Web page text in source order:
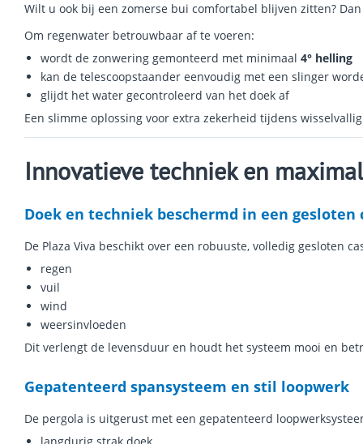
Wilt u ook bij een zomerse bui comfortabel blijven zitten?
Om regenwater betrouwbaar af te voeren:
wordt de zonwering gemonteerd met minimaal 4° helling
kan de telescoopstaander eenvoudig met een slinger
glijdt het water gecontroleerd van het doek af
Een slimme oplossing voor extra zekerheid tijdens
Innovatieve techniek en
Doek en techniek beschermd in een gesloten
De Plaza Viva beschikt over een robuuste, volledig gesloten
regen
vuil
wind
weersinvloeden
Dit verlengt de levensduur en houdt het systeem mooi en
Gepatenteerd spansysteem en stil loopwerk
De pergola is uitgerust met een gepatenteerd